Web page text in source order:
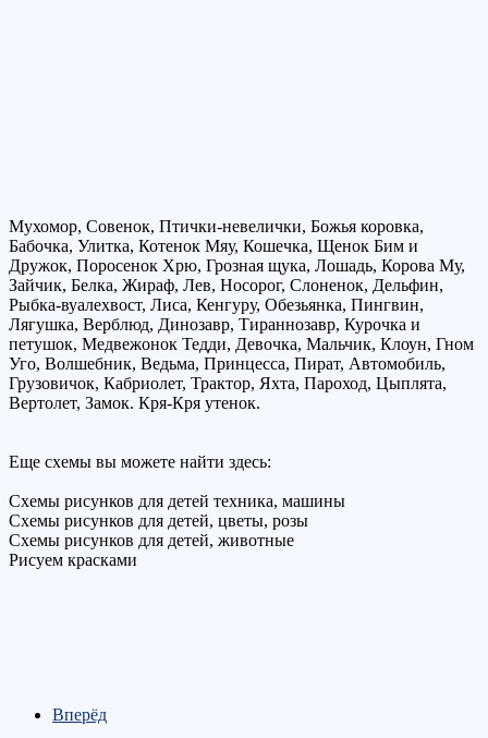
Мухомор, Совенок, Птички-невелички, Божья коровка,
Бабочка, Улитка, Котенок Мяу, Кошечка, Щенок Бим и
Дружок, Поросенок Хрю, Грозная щука, Лошадь, Корова Му,
Зайчик, Белка, Жираф, Лев, Носорог, Слоненок, Дельфин,
Рыбка-вуалехвост, Лиса, Кенгуру, Обезьянка, Пингвин,
Лягушка, Верблюд, Динозавр, Тираннозавр, Курочка и
петушок, Медвежонок Тедди, Девочка, Мальчик, Клоун, Гном
Уго, Волшебник, Ведьма, Принцесса, Пират, Автомобиль,
Грузовичок, Кабриолет, Трактор, Яхта, Пароход, Цыплята,
Вертолет, Замок. Кря-Кря утенок.
Еще схемы вы можете найти здесь:
Схемы рисунков для детей техника, машины
Схемы рисунков для детей, цветы, розы
Схемы рисунков для детей, животные
Рисуем красками
Вперёд